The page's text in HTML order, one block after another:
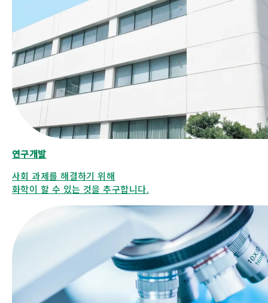
연구개발
사회 과제를 해결하기 위해
화학이 할 수 있는 것을 추구합니다.